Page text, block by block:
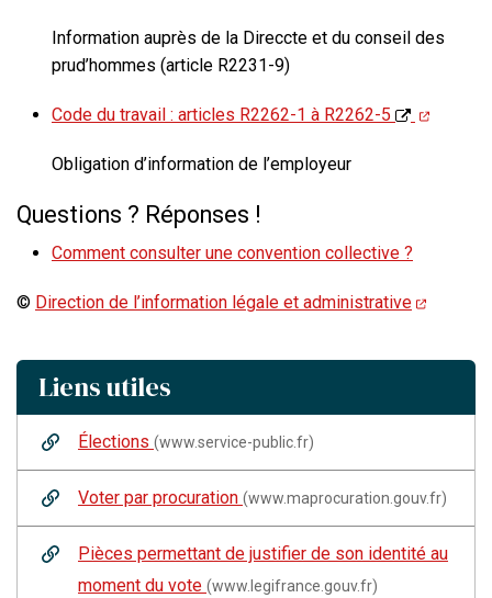
Information auprès de la Direccte et du conseil des
prud’hommes (article R2231-9)
Code du travail : articles R2262-1 à R2262-5
Obligation d’information de l’employeur
Questions ? Réponses !
Comment consulter une convention collective ?
© Direction de l’information légale et administrative
Liens utiles
Élections (www.service-public.fr)
Voter par procuration (www.maprocuration.gouv.fr)
Pièces permettant de justifier de son identité au
moment du vote (www.legifrance.gouv.fr)